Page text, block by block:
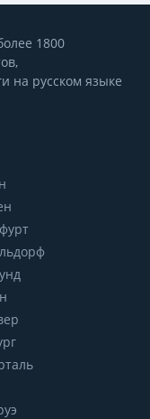
1800
на русском языке